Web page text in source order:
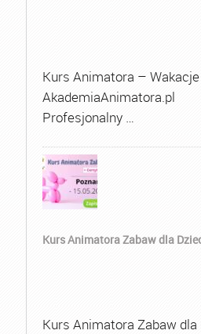
Kurs Animatora –
AkademiaAnimatora.pl
Profesjonalny …
Kurs Animatora Zabaw dla
Kurs Animatora Zabaw dla